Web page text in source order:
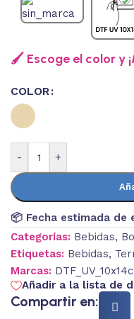
🖌️ Escoge el color y
COLOR
- +
📦 Fecha estimada de
Categorías: Bebidas,
Etiquetas: Bebidas,
Marcas:
Añadir a la lista de
Compartir en: